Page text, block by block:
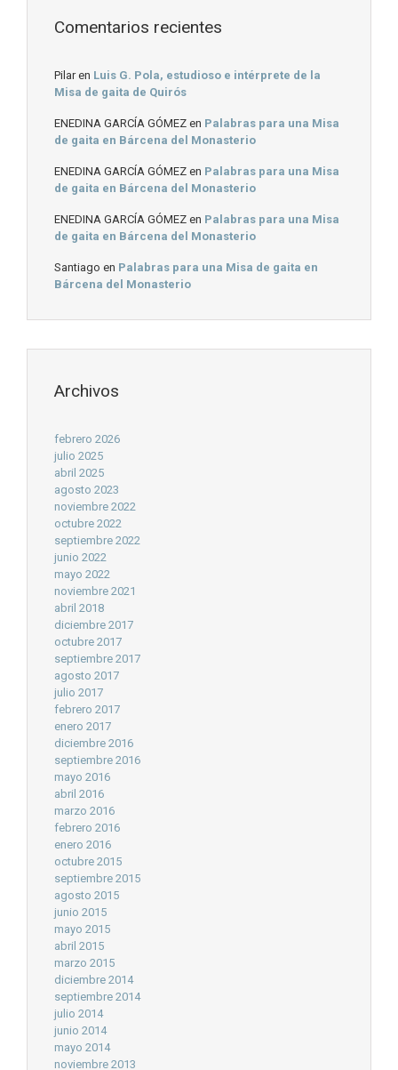
Comentarios recientes
Pilaren Luis G. Pola, estudioso e intérprete de la
Misa de gaita de Quirós
ENEDINA GARCÍA GÓMEZ en Palabras para una Misa
de gaita en Bárcena del Monasterio
ENEDINA GARCÍA GÓMEZ en Palabras para una Misa
de gaita en Bárcena del Monasterio
ENEDINA GARCÍA GÓMEZ en Palabras para una Misa
de gaita en Bárcena del Monasterio
Santiago en Palabras para una Misa de gaita en
Bárcena del Monasterio
Archivos
febrero 2026
julio 2025
abril 2025
agosto 2023
noviembre 2022
octubre 2022
septiembre 2022
junio 2022
mayo 2022
noviembre 2021
abril 2018
diciembre 2017
octubre 2017
septiembre 2017
agosto 2017
julio 2017
febrero 2017
enero 2017
diciembre 2016
septiembre 2016
mayo 2016
abril 2016
marzo 2016
febrero 2016
enero 2016
octubre 2015
septiembre 2015
agosto 2015
junio 2015
mayo 2015
abril 2015
marzo 2015
diciembre 2014
septiembre 2014
julio 2014
junio 2014
mayo 2014
noviembre 2013